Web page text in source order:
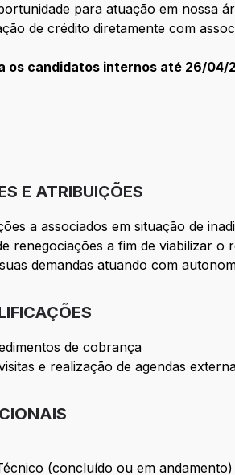
para atuação em nossa
de crédito diretamente com
os candidatos internos até 26/04/
E ATRIBUIÇÕES
a associados em situação de
renegociações a fim de viabilizar o
demandas atuando com
de cobrança
e realização de agendas
(concluído ou em